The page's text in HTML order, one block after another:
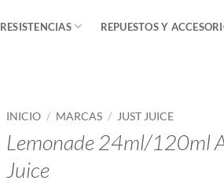
RESISTENCIAS
REPUESTOS Y
INICIO / MARCAS / JUST JUICE
Lemonade 24ml/120ml
Juice